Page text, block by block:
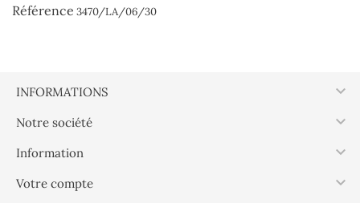
Référence 3470/LA/06/30
INFORMATIONS 
Notre société 
Information 
Votre compte 